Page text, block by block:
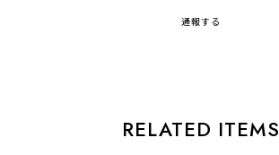
通報する
RELATED ITEMS